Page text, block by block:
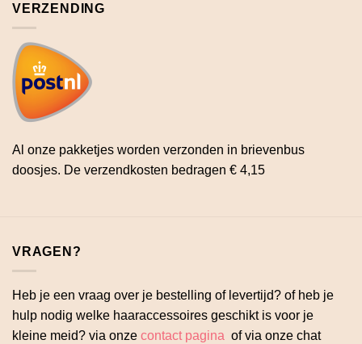
VERZENDING
Al onze pakketjes worden verzonden in brievenbus
doosjes. De verzendkosten bedragen € 4,15
VRAGEN?
Heb je een vraag over je bestelling of levertijd? of heb je
hulp nodig welke haaraccessoires geschikt is voor je
kleine meid? via onze contact pagina of via onze chat